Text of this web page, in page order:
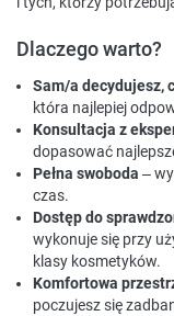
Dlaczego warto?
Sam/a decydujesz,
która najlepiej
Konsultacja z
dopasować
Pełna swoboda –
czas.
Dostęp do
wykonuje się przy
klasy kosmetyków.
Komfortowa
poczujesz się